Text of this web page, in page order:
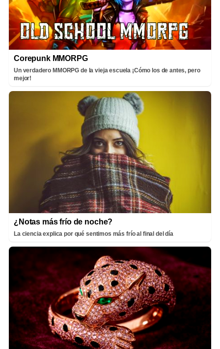
Corepunk MMORPG
Un verdadero MMORPG de la vieja escuela ¡Cómo los de antes, pero
mejor!
¿Notas más frío de noche?
La ciencia explica por qué sentimos más frío al final del día